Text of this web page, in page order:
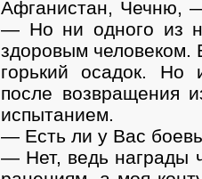
Афганистан, Чечню,
— Но ни одного из
здоровым человеком.
горький осадок. Но
после возвращения
испытанием.
— Есть ли у Вас
— Нет, ведь награды